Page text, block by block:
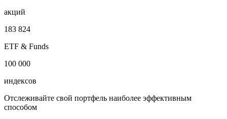
акций
183 824
ETF & Funds
100 000
индексов
Отслеживайте свой портфель наиболее эффективным
способом